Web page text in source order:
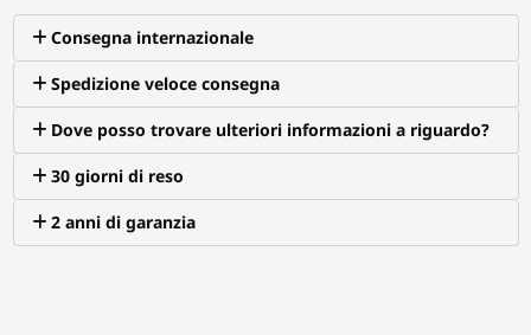
Consegna internazionale
Spedizione veloce consegna
Dove posso trovare ulteriori informazioni a riguardo?
30 giorni di reso
2 anni di garanzia